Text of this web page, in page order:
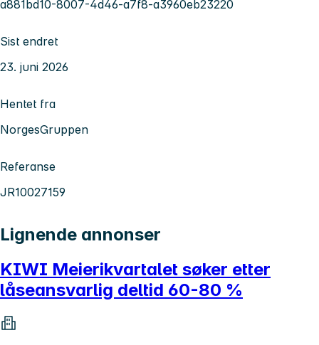
a881bd10-8007-4d46-a7f8-a3960eb23220
Sist endret
23. juni 2026
Hentet fra
NorgesGruppen
Referanse
JR10027159
Lignende annonser
KIWI Meierikvartalet søker etter
låseansvarlig deltid 60-80 %